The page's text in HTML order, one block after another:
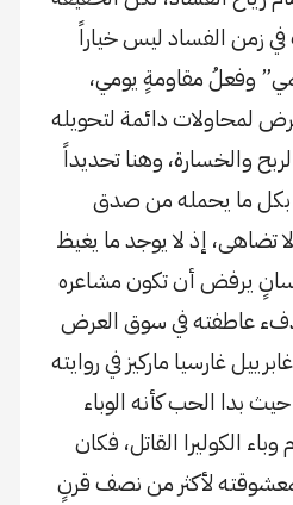
زمن الفساد ليس خياراً
وفعلُ مقاومةٍ يومي،
لمحاولات دائمة لتحويله
والخسارة، وهنا تحديداً
ما يحمله من صدق
تضاهى، إذ لا يوجد ما يغيظ
يرفض أن تكون مشاعره
عاطفته في سوق العرض
غارسيا ماركيز في روايته
بدا الحب كأنه الوباء
الكوليرا القاتل، فكان
لمعشوقته لأكثر من نصف قرنٍ